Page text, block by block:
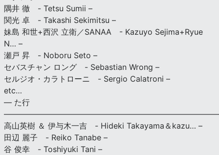
隅井 徹 - Tetsu Sumii –
関光 卓 - Takashi Sekimitsu –
妹島 和世+西沢 立衛／SANAA - Kazuyo Sejima+Ryue
N… –
瀬戸 昇 - Noboru Seto –
セバスチャン ロング - Sebastian Wrong –
セルジオ・カラトローニ - Sergio Calatroni –
etc…
— た行
高山英樹 ＆ 伊与木一吉 - Hideki Takayama＆kazu… –
田辺 麗子 - Reiko Tanabe –
谷 俊幸 - Toshiyuki Tani –